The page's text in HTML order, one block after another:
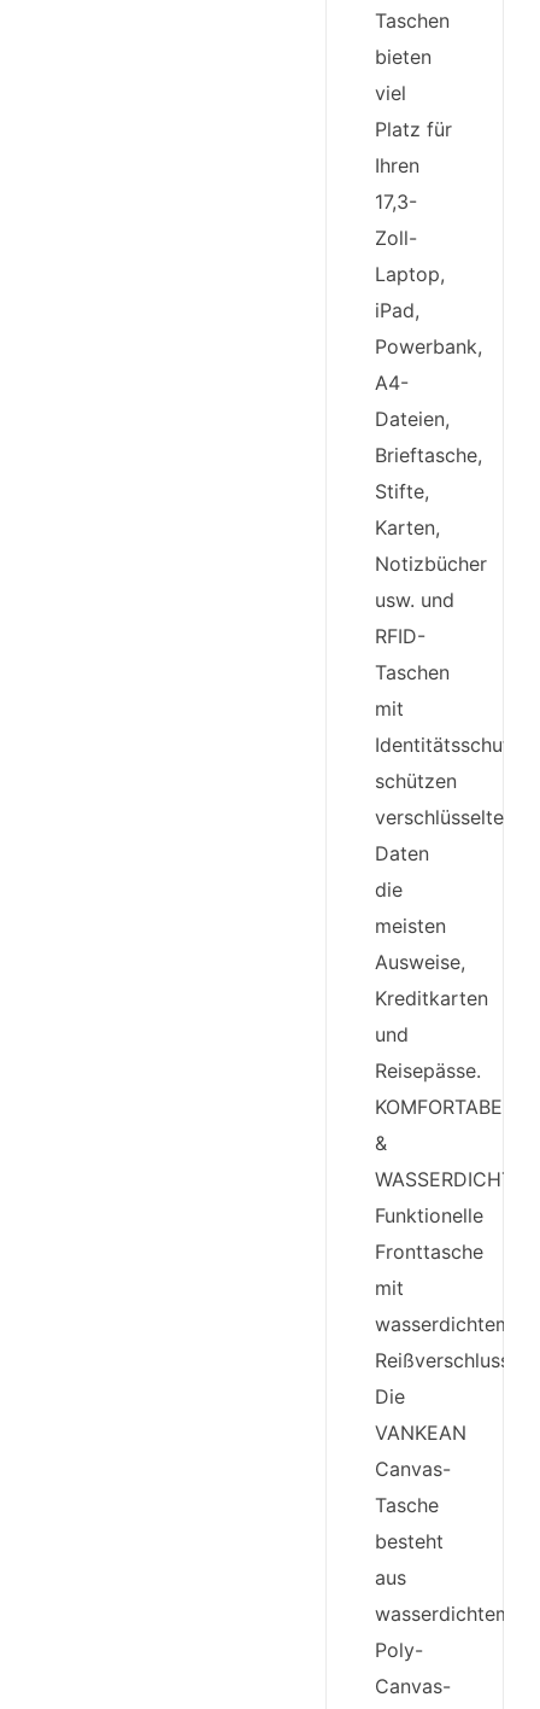
Taschen
bieten
viel
Platz für
Ihren
17,3-
Zoll-
Laptop,
iPad,
Powerbank,
A4-
Dateien,
Brieftasche,
Stifte,
Karten,
Notizbücher
usw. und
RFID-
Taschen
mit
schützen
verschlüsselte
Daten
die
meisten
Ausweise,
Kreditkarten
und
Reisepässe.
KOMFORTABEL
&
WASSERDICHT:
Funktionelle
Fronttasche
mit
wasserdichtem
Reißverschluss.
Die
VANKEAN
Canvas-
Tasche
besteht
aus
wasserdichtem
Poly-
Canvas-